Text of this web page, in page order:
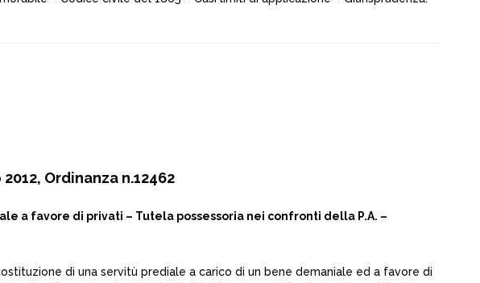
2012, Ordinanza n.12462
a favore di privati – Tutela possessoria nei confronti della P.A. –
di una servitù prediale a carico di un bene demaniale ed a favore di